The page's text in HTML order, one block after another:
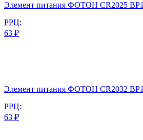
Элемент питания ФОТОН CR2025 BP1
РРЦ:
63 ₽
Элемент питания ФОТОН CR2032 BP1
РРЦ:
63 ₽